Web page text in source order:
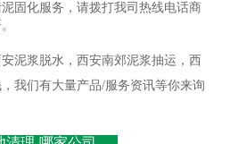
固化服务，请拨打我司热线电话商
泥浆脱水，西安南郊泥浆抽运，西
我们有大量产品/服务资讯等你来询